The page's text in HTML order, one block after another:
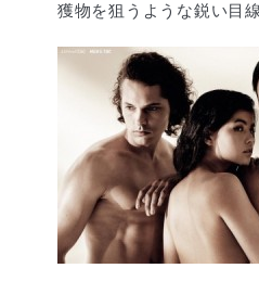
獲物を狙うような鋭い目